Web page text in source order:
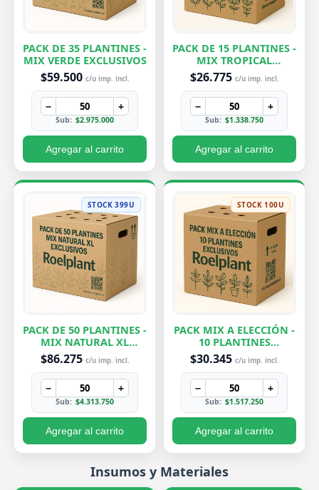
PACK DE 35 PLANTINES -
MIX VERDE EXCLUSIVOS
$59.500 c/u imp. incl.
− +
Sub: $2.975.000
Agregar al carrito
PACK DE 15 PLANTINES -
MIX TROPICAL
EXCLUSIVOS
$26.775 c/u imp. incl.
− +
Sub: $1.338.750
Agregar al carrito
STOCK 399U
PACK DE 50 PLANTINES -
MIX NATURAL XL
EXCLUSIVOS
$86.275 c/u imp. incl.
− +
Sub: $4.313.750
Agregar al carrito
STOCK 100U
PACK MIX A ELECCIÓN -
10 PLANTINES
EXCLUSIVOS
$30.345 c/u imp. incl.
− +
Sub: $1.517.250
Agregar al carrito
Insumos y Materiales